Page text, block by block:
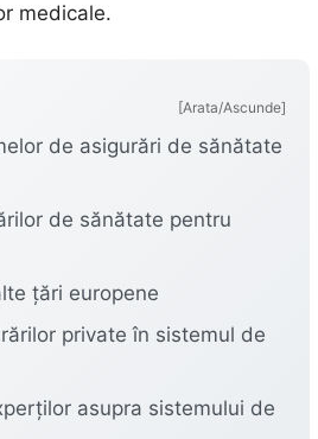
medicale.
[Arata/Ascunde]
de asigurări de sănătate
de sănătate pentru
țări europene
private în sistemul de
asupra sistemului de